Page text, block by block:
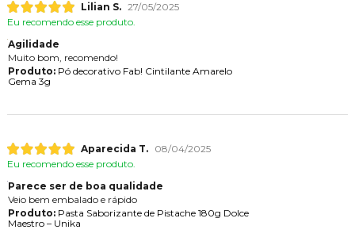
Lilian S. 27/05/2025
Eu recomendo esse produto.
Agilidade
Muito bom, recomendo!
Produto:Pó decorativo Fab! Cintilante Amarelo
Gema 3g
Aparecida T.
08/04/2025
Eu recomendo esse produto.
Parece ser de boa qualidade
Veio bem embalado e rápido
Produto:Pasta Saborizante de Pistache 180g Dolce
Maestro – Unika